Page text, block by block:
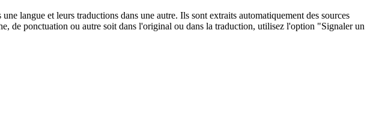
langue et leurs traductions dans une autre. Ils sont extraits automatiquement des sources
de ponctuation ou autre soit dans l'original ou dans la traduction, utilisez l'option "Signaler un